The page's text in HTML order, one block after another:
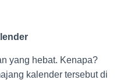
yang hebat. Kenapa?
kalender tersebut di